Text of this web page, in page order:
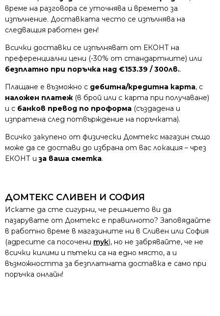
време на разговора се уточнява и времето за
изпълнение. Доставката често се изпълнява на
следващия работен ден!
Всички доставки се изпълняват от ЕКОНТ на
преференциални цени (-30% от стандартните) или
безплатно при поръчка над €153.39 / 300лв..
Плащане е възможно с дебитна/кредитна карта, с
наложен платеж (в брой или с карта при получаване)
и с банков превод по проформа (създадена и
изпратена след потвърждение на поръчката).
Всичко закупено от физически Домтекс магазин също
може да се достави до избрана от вас локация – чрез
ЕКОНТ иза ваша сметка.
ДОМТЕКС СЛИВЕН И СОФИЯ
Искате да сте сигурни, че решнието ви да
пазарувате от Домтекс е правилното? Заповядайте
в работно време в магазините ни в Сливен или София
(адресите са посочени тук), но не забрявайте, че не
всички килими и пътеки са на едно място, а и
възможността за безплатната доставка е само при
поръчка онлайн!